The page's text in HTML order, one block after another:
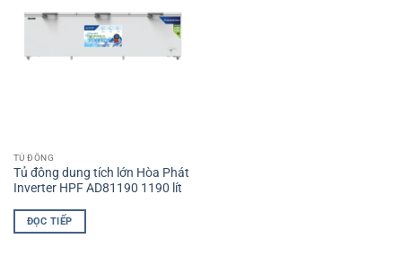
TỦ ĐÔNG
Tủ đông dung tích lớn Hòa Phát
Inverter HPF AD81190 1190 lít
ĐỌC TIẾP